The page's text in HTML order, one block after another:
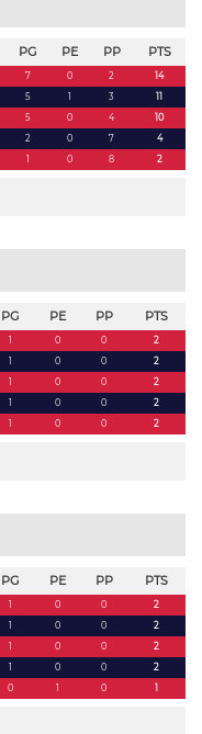
PG PE PP PTS
7 0 2
14
5 1 3
11
5 0 4
10
2 0 7
4
1 0 8 2
PG PE PP PTS
1 0 0
2
1 0 0
2
1 0 0
2
1 0 0
2
1 0 0 2
PG PE PP PTS
1 0 0
2
1 0 0
2
1 0 0
2
1 0 0
2
0 1 0 1